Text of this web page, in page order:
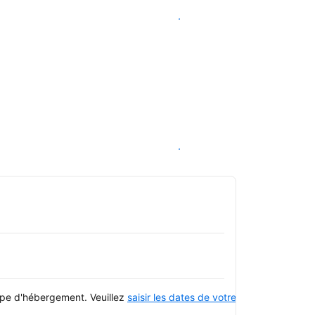
Voir les disponibilités
Voir les disponibilités
d'hébergement. Veuillez saisir les dates de votre séjour